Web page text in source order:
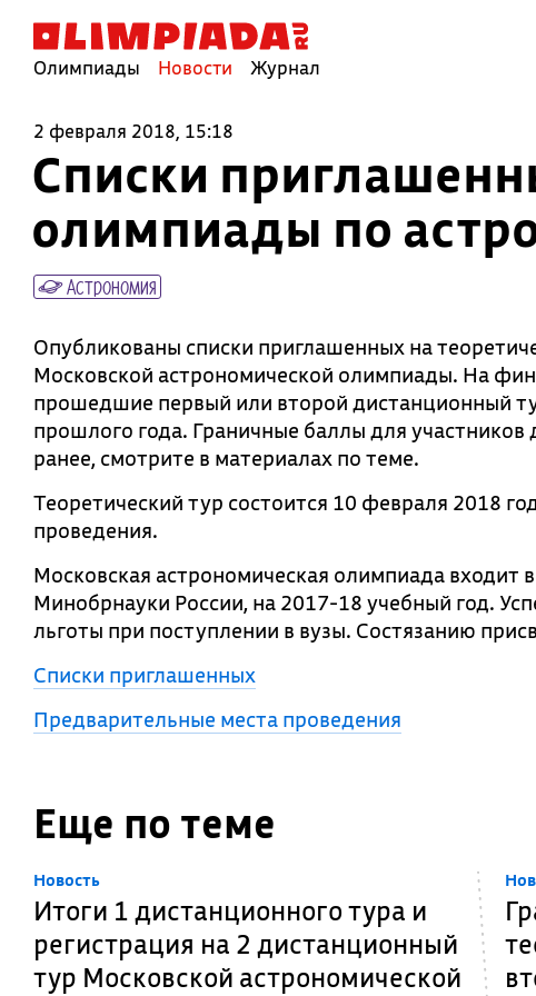
Олимпиады Новости Журнал
2 февраля 2018, 15:18
Списки
олимпиады по
Астрономия
Опубликованы списки приглашенных на
Московской астрономической олимпиады. На
прошедшие первый или второй дистанционный
прошлого года. Граничные баллы для
ранее, смотрите в материалах по теме.
Теоретический тур состоится 10 февраля 2018
проведения.
Московская астрономическая олимпиада входит
Минобрнауки России, на 2017-18 учебный год.
льготы при поступлении в вузы. Состязанию
Списки приглашенных
Предварительные места проведения
Еще по теме
Новость
Итоги 1 дистанционного тура и
регистрация на 2 дистанционный
тур Московской астрономической